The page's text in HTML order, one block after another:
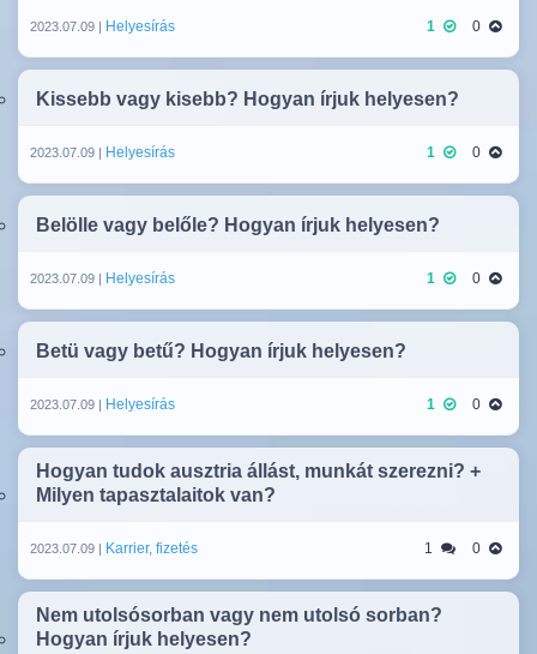
2023.07.09 | Helyesírás 1 0
Kissebb vagy kisebb? Hogyan írjuk helyesen?
2023.07.09 | Helyesírás 1 0
Belölle vagy belőle? Hogyan írjuk helyesen?
2023.07.09 | Helyesírás 1 0
Betü vagy betű? Hogyan írjuk helyesen?
2023.07.09 | Helyesírás 1 0
Hogyan tudok ausztria állást, munkát szerezni? +
Milyen tapasztalaitok van?
2023.07.09 | Karrier, fizetés 1 0
Nem utolsósorban vagy nem utolsó sorban?
Hogyan írjuk helyesen?